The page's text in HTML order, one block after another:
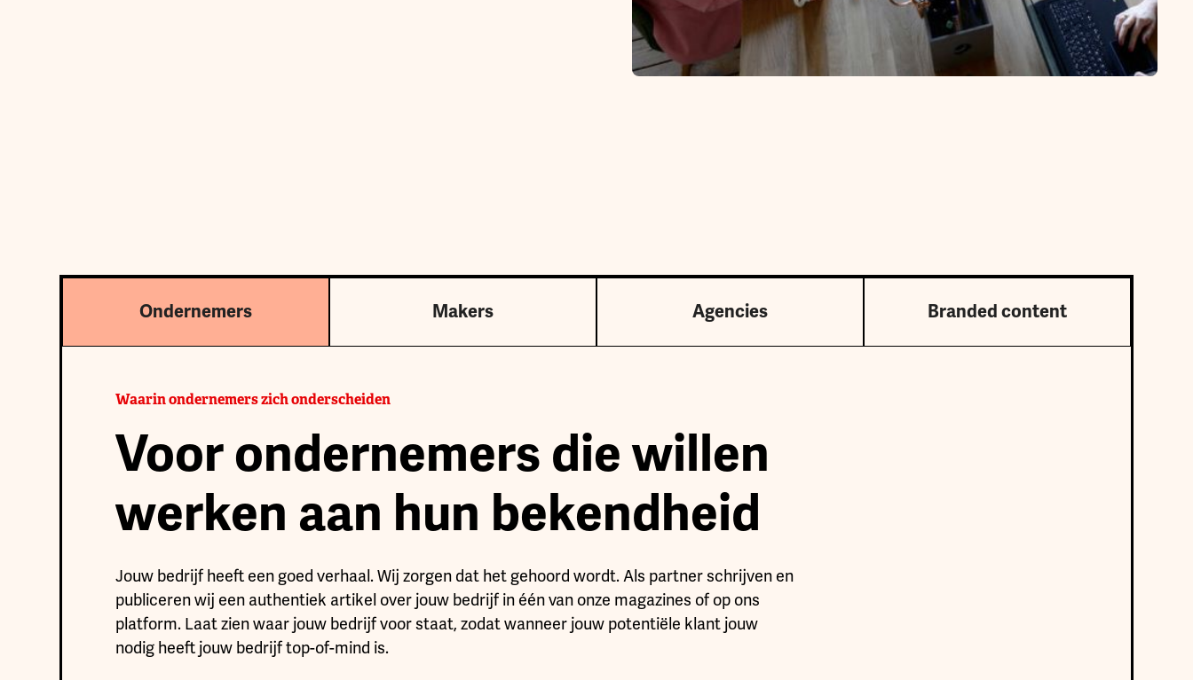
Ondernemers Makers Agencies Branded content
Waarin ondernemers zich onderscheiden
Voor ondernemers die willen
werken aan hun bekendheid
Jouw bedrijf heeft een goed verhaal. Wij zorgen dat het gehoord wordt. Als partner schrijven en
publiceren wij een authentiek artikel over jouw bedrijf in één van onze magazines of op ons
platform. Laat zien waar jouw bedrijf voor staat, zodat wanneer jouw potentiële klant jouw
nodig heeft jouw bedrijf top-of-mind is.